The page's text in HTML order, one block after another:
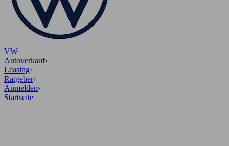
VW
Autoverkauf›
Leasing›
Ratgeber›
Anmelden›
Startseite